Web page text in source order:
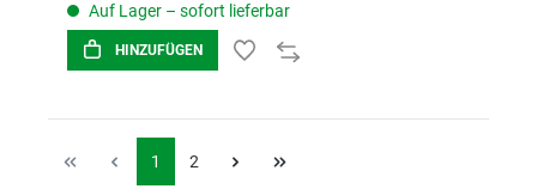
Auf Lager – sofort lieferbar
HINZUFÜGEN
1 2